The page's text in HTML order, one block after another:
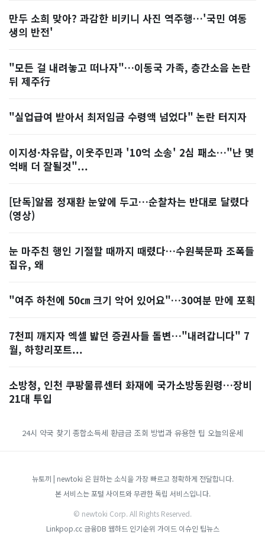
만두 소희 맞아? 과감한 비키니 사진 역주행…'국민 여동
생의 반전'
"모든 걸 내려놓고 떠나자"…이동국 가족, 층간소음 논란
뒤 제주行
"실업급여 받아서 최저임금 수령액 넘었다" 논란 터지자
이지성·차유람, 이웃주민과 '10억 소송' 2심 패소…"난 몇
억배 더 잘될것"...
[단독]알몸 정재환 눈앞에 두고…순찰차는 반대로 달렸다
(영상)
눈 마주친 행인 기절할 때까지 때렸다…수원북문파 조폭들
집유, 왜
"여주 하천에 50㎝ 크기 악어 있어요"…30여분 만에 포획
7천피 깨지자 엑셀 밟던 증권사들 돌변…"내려갑니다" 7
월, 하향리포트...
소방청, 인천 쿠팡물류센터 화재에 국가소방동원령…장비
21대 투입
24시 약국 찾기 종합소득세 환급금 조회 방법과 유용한 팁 오늘의운세
뉴토끼 | newtoki 은 원하는 소식을 가장 빠르고 정확하게 전달합니다.
본 서비스는 포털 사이트와 무관한 독립 서비스입니다.
© newtoki Corp. All Rights Reserved.
Linkpop.cc 금융DB 웹하드 인기순위 가이드 이슈인 팁뉴스